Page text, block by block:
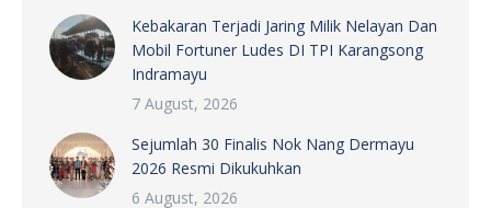
Kebakaran Terjadi Jaring Milik Nelayan Dan
Mobil Fortuner Ludes DI TPI Karangsong
Indramayu
7 August, 2026
Sejumlah 30 Finalis Nok Nang Dermayu
2026 Resmi Dikukuhkan
6 August, 2026